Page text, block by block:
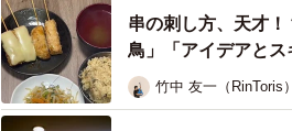
ーーご投稿に対し大きな反響があり
エリちゃん：コメントいただいた
スカン＝冷凍の丸肉」は道民の共通
串の刺し方、天才
鳥」「アイデアとス
竹中 友一（RinToris）